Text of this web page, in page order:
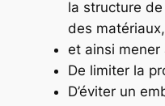
la structure de
des matériaux,
et ainsi mener
De limiter la
D’éviter un